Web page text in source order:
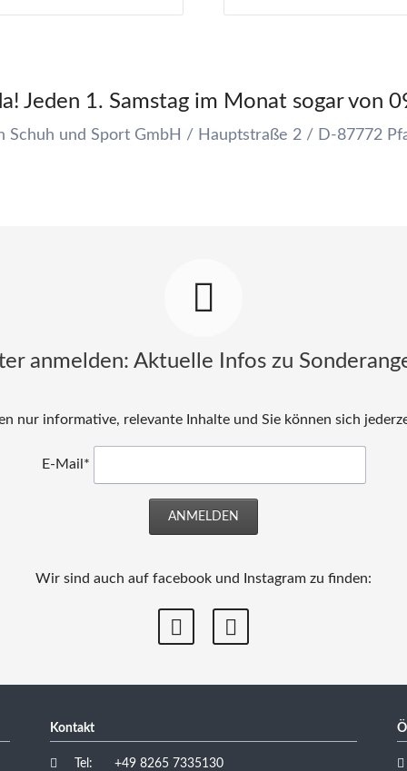
Jeden 1. Samstag im Monat sogar von
Schuh und Sport GmbH / Hauptstraße 2 / D-87772
anmelden: Aktuelle Infos zu
nur informative, relevante Inhalte und Sie können sich
E-Mail*
ANMELDEN
Wir sind auch auf facebook und Instagram zu finden:
Kontakt
Tel: +49 8265 7335130